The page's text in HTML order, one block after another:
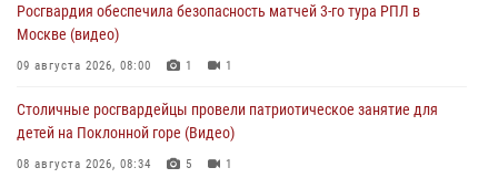
Росгвардия обеспечила безопасность матчей 3-го тура РПЛ в
Москве (видео)
09 августа 2026, 08:00 1 1
Столичные росгвардейцы провели патриотическое занятие для
детей на Поклонной горе (Видео)
08 августа 2026, 08:34 5 1